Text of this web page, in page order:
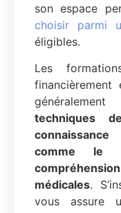
son espace
choisir parmi
éligibles.
Les
techniques
comme le
médicales.
vous assure